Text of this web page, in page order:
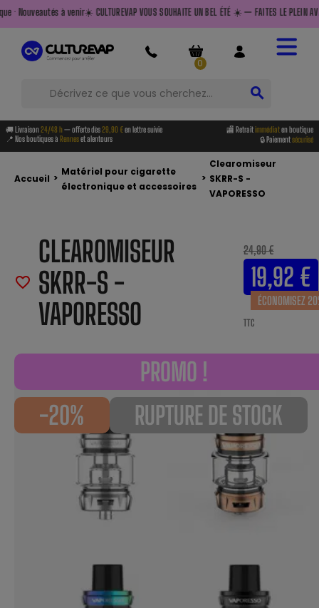
à venir☀️ CULTUREVAP VOUS SOUHAITE UN BEL ÉTÉ ☀️ — FAITES LE PLEIN AVANT DE
0
search
🚚 Livraison24/48 h — offerte dès29,90 €en lettre suivie 🏬 Retraitimmédiaten boutique
📍 Nos boutiques à Renneset alentours 🔒 Paiementsécurisé
Accueil >
Matériel pour cigarette
électronique et accessoires
>
Clearomiseur
SKRR-S -
VAPORESSO
PROMO !
-20%
RUPTURE DE STOCK
favorite_border
CLEAROMISEUR
SKRR-S -
VAPORESSO
24,90 €
19,92 €
ÉCONOMISEZ
TTC